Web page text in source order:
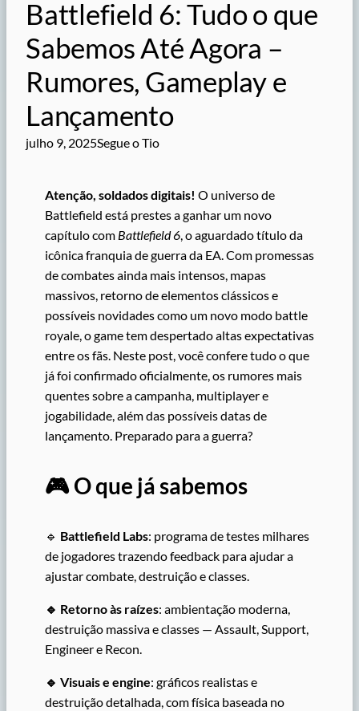
Battlefield 6: Tudo o que
Sabemos Até Agora –
Rumores, Gameplay e
Lançamento
julho 9, 2025Segue o Tio
Atenção, soldados digitais! O universo de
Battlefield está prestes a ganhar um novo
capítulo com Battlefield 6, o aguardado título da
icônica franquia de guerra da EA. Com promessas
de combates ainda mais intensos, mapas
massivos, retorno de elementos clássicos e
possíveis novidades como um novo modo battle
royale, o game tem despertado altas expectativas
entre os fãs. Neste post, você confere tudo o que
já foi confirmado oficialmente, os rumores mais
quentes sobre a campanha, multiplayer e
jogabilidade, além das possíveis datas de
lançamento. Preparado para a guerra?
🎮 O que já sabemos
🔹 Battlefield Labs: programa de testes milhares
de jogadores trazendo feedback para ajudar a
ajustar combate, destruição e classes.
🔹 Retorno às raízes: ambientação moderna,
destruição massiva e classes — Assault, Support,
Engineer e Recon.
🔹 Visuais e engine: gráficos realistas e
destruição detalhada, com física baseada no